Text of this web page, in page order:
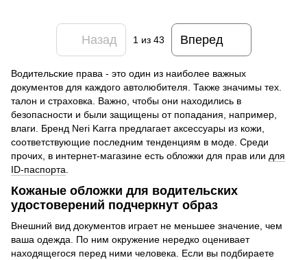
Назад 1 из 43 Вперед
Водительские права - это один из наиболее важных
документов для каждого автолюбителя. Также значимы тех.
талон и страховка. Важно, чтобы они находились в
безопасности и были защищены от попадания, например,
влаги. Бренд Neri Karra предлагает аксессуары из кожи,
соответствующие последним тенденциям в моде. Среди
прочих, в интернет-магазине есть обложки для прав или для
ID-паспорта
Кожаные обложки для водительских
удостоверений подчеркнут образ
Внешний вид документов играет не меньшее значение, чем
ваша одежда. По ним окружение нередко оценивает
находящегося перед ними человека. Если вы подбираете